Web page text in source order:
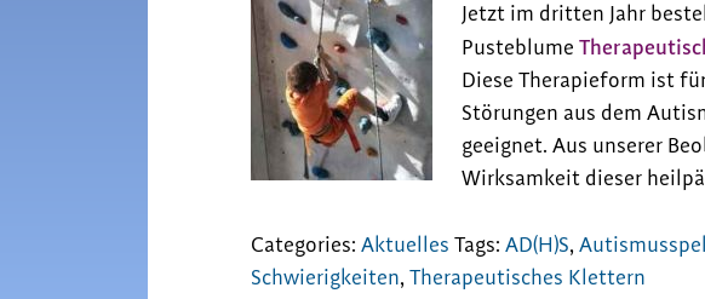
Jetzt im dritten Jahr
Pusteblume
Diese Therapieform ist
Störungen aus dem
geeignet. Aus unserer
Wirksamkeit dieser
Categories: Aktuelles Tags: AD(H)S,
Schwierigkeiten, Therapeutisches Klettern